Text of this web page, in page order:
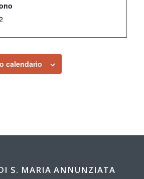
calendario
S. MARIA ANNUNZIATA